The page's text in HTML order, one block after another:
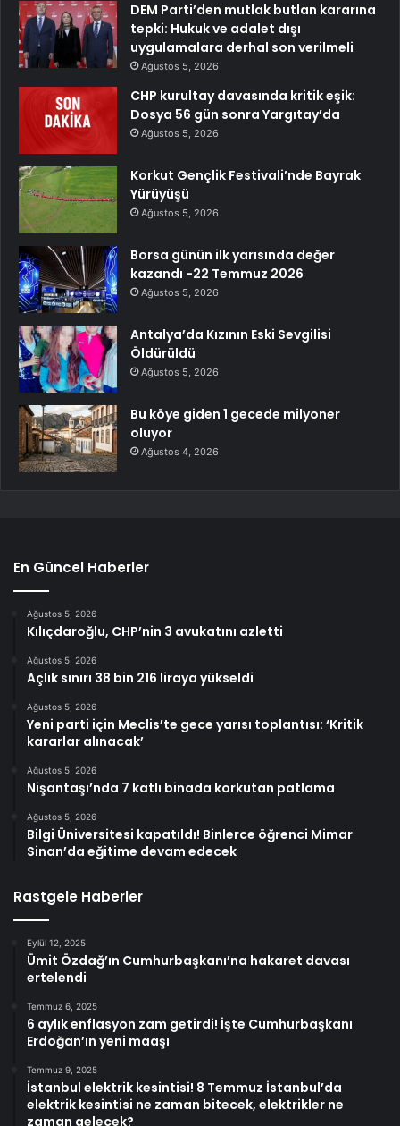
DEM Parti’den mutlak butlan kararına
tepki: Hukuk ve adalet dışı
uygulamalara derhal son verilmeli
Ağustos 5, 2026
CHP kurultay davasında kritik eşik:
Dosya 56 gün sonra Yargıtay’da
Ağustos 5, 2026
Korkut Gençlik Festivali’nde Bayrak
Yürüyüşü
Ağustos 5, 2026
Borsa günün ilk yarısında değer
kazandı -22 Temmuz 2026
Ağustos 5, 2026
Antalya’da Kızının Eski Sevgilisi
Öldürüldü
Ağustos 5, 2026
Bu köye giden 1 gecede milyoner
oluyor
Ağustos 4, 2026
En Güncel Haberler
Ağustos 5, 2026
Kılıçdaroğlu, CHP’nin 3 avukatını azletti
Ağustos 5, 2026
Açlık sınırı 38 bin 216 liraya yükseldi
Ağustos 5, 2026
Yeni parti için Meclis’te gece yarısı toplantısı: ‘Kritik
kararlar alınacak’
Ağustos 5, 2026
Nişantaşı’nda 7 katlı binada korkutan patlama
Ağustos 5, 2026
Bilgi Üniversitesi kapatıldı! Binlerce öğrenci Mimar
Sinan’da eğitime devam edecek
Rastgele Haberler
Eylül 12, 2025
Ümit Özdağ’ın Cumhurbaşkanı’na hakaret davası
ertelendi
Temmuz 6, 2025
6 aylık enflasyon zam getirdi! İşte Cumhurbaşkanı
Erdoğan’ın yeni maaşı
Temmuz 9, 2025
İstanbul elektrik kesintisi! 8 Temmuz İstanbul’da
elektrik kesintisi ne zaman bitecek, elektrikler ne
zaman gelecek?